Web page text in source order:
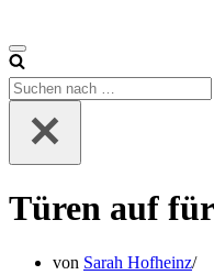
Türen auf
von Sarah Hofheinz